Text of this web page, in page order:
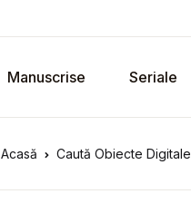
Manuscrise Seriale
Acasă Caută Obiecte Digitale